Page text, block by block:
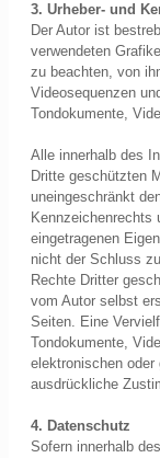
3. Urheber- und
Der Autor ist
verwendeten
zu beachten, von
Videosequenzen
Tondokumente,
Alle innerhalb des
Dritte geschützten
uneingeschränkt
Kennzeichenrechts
eingetragenen
nicht der Schluss
Rechte Dritter
vom Autor selbst
Seiten. Eine
Tondokumente,
elektronischen
ausdrückliche
4. Datenschutz
Sofern innerhalb